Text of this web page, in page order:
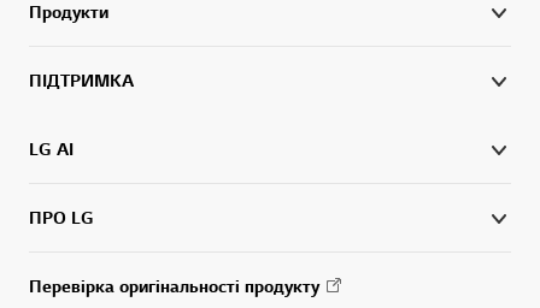
Продукти
ПІДТРИМКА
LG AI
ПРО LG
Перевірка оригінальності продукту